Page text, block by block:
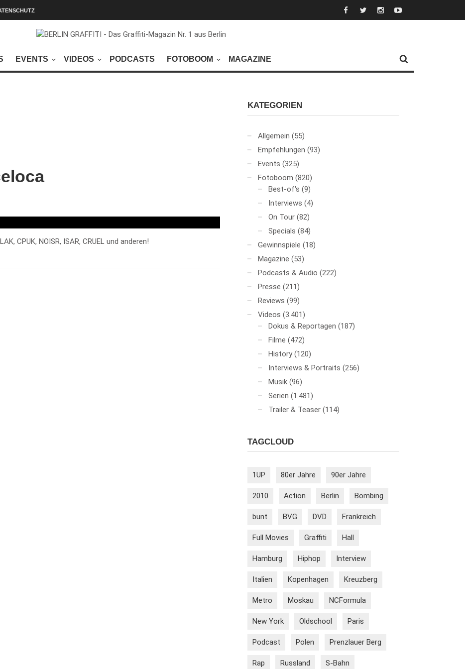
EVENTS VIDEOS PODCASTS FOTOBOOM MAGAZINE
CPUK, NOISR, ISAR, CRUEL und anderen!
KATEGORIEN
Allgemein (55)
Empfehlungen (93)
Events (325)
Fotoboom (820)
Best-of's (9)
Interviews (4)
On Tour (82)
Specials (84)
Gewinnspiele (18)
Magazine (53)
Podcasts & Audio (222)
Presse (211)
Reviews (99)
Videos (3.401)
Dokus & Reportagen (187)
Filme (472)
History (120)
Interviews & Portraits (256)
Musik (96)
Serien (1.481)
Trailer & Teaser (114)
TAGCLOUD
1UP 80er Jahre 90er Jahre
2010 Action Berlin Bombing
bunt BVG DVD Frankreich
Full Movies Graffiti Hall
Hamburg Hiphop Interview
Italien Kopenhagen Kreuzberg
Metro Moskau NCFormula
New York Oldschool Paris
Podcast Polen Prenzlauer Berg
Rap Russland S-Bahn